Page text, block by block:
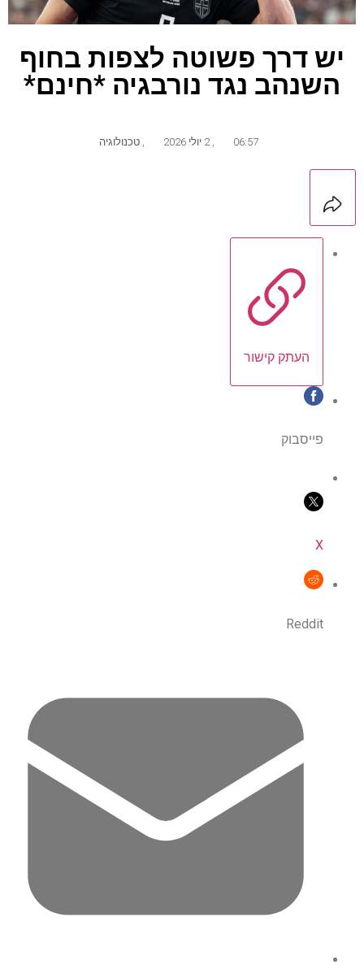
יש דרך פשוטה לצפות בחוף
השנהב נגד נורבגיה *חינם*
06:57 טכנולוגיה
העתק קישור
פייסבוק
X
Reddit